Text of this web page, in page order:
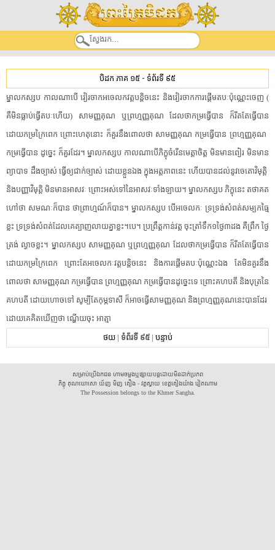
បិដក ភាគ ១៥ - ទំព័រទី ៩៥
ម្នាល​កស្សប​ ​កាលណាបើ​ ​វៀរចាក​អចេលក​វត្ត​បន្តិច​នេះ​ ​និង​វៀរចាក​ការ​ផ្តើម​តបៈ​ប៉ុណ្ណេះ​ចេញ​ ​(​
គឺ​មិនធ្លាប់​ធ្វើ​តបៈ​ហើយ​)​ ​សាមញ្ញគុណ​ ​ឬ​ព្រហ្មញ្ញ​គុណ​ ​ដែល​ថា​កម្រ​ធ្វើ​បាន​ ​ក៏​រឹតតែ​ធ្វើ​បាន​
ដោយ​កម្រ​ក្រៃពេក​ ​ព្រោះហេតុនោះ​ ​ក៏​គួរ​នឹង​ពោល​ថា​ ​សាមញ្ញគុណ​ ​កម្រ​ធ្វើ​បាន​ ​ព្រហ្មញ្ញ​គុណ​ ​
កម្រ​ធ្វើ​បាន​ ​ដូច្នេះ​ ​ក៏​គួរ​ដែរ​។​ ​ម្នាល​កស្សប​ ​កាលណាបើ​ភិក្ខុ​ចំរើន​មេត្តាចិត្ត​ ​មិន​មាន​ពៀរ​ ​មិន​មាន​
ព្យាបាទ​ ​ដឹង​ច្បាស់​ ​ធ្វើឲ្យ​ជាក់ច្បាស់​ ​ដោយខ្លួនឯង​ ​ក្នុង​អត្តភាព​នេះ​ ​ហើយ​បាន​ដល់​នូវ​ចេ​តោ​វិមុត្តិ​ ​
និង​បញ្ញា​វិមុត្តិ​ ​មិន​មាន​អាសវៈ​ ​ព្រោះ​អស់​ទៅ​នៃ​អាសវៈ​ទាំងឡាយ​។​ ​ម្នាល​កស្សប​ ​ភិក្ខុ​នេះ​ ​តថាគត​
ហៅថា​ ​សមណៈ​ក៏បាន​ ​ថា​ព្រាហ្មណ៍​ក៏បាន​។​ ​ម្នាល​កស្សប​ ​បើ​អចេលកៈ​ ​ទ្រទ្រង់​សំពត់​សម្បក​ធ្មៃ​
ខ្លះ​ ​ទ្រទ្រង់​សំពត់​ដែលគេ​ត្បាញ​លាយ​គ្នា​ខ្លះ​។​បេ​។​ ​ប្រព្រឹត្ត​កាន់​វត្ត​ ​ចុះត្រាំ​ទឹក១ថ្ងៃ៣ដង​ ​គឺ​ព្រឹក​ ​ថ្ងៃ
ត្រង់​ ​ល្ងាច​ខ្លះ​។​ ​ម្នាល​កស្សប​ ​សាមញ្ញគុណ​ ​ឬ​ព្រហ្មញ្ញ​គុណ​ ​ដែល​ថា​កម្រ​ធ្វើ​បាន​ ​ក៏​រឹតតែ​ធ្វើ​បាន​
ដោយ​កម្រ​ក្រៃពេក​ ​ព្រោះតែ​អចេលកៈ​វត្ត​បន្តិច​នេះ​ ​និង​ការ​ផ្តើម​តបៈ​ប៉ុណ្ណេះ​ឯង​ ​តែ​មិន​គួរ​នឹង​
ពោល​ថា​ ​សាមញ្ញគុណ​ ​កម្រ​ធ្វើ​បាន​ ​ព្រហ្មញ្ញ​គុណ​ ​កម្រ​ធ្វើ​បាន​ដូច្នេះ​ទេ​ ​ព្រោះ​គហបតី​ ​និង​បុត្រ​នៃ​
គហបតី​ ​ដោយហោចទៅ​ ​សូម្បីតែ​កុម្ភ​ទាសី​ ​ក៏អាច​ធ្វើ​សាមញ្ញគុណ​ ​និង​ព្រហ្មញ្ញ​គុណ​នេះ​បាន​ដែរ​ ​
ដោយ​គេ​គិតឃើញ​ថា​ ​ណ្ហើយចុះ​ ​អាត្មា​
ថយ| ទំព័រទី ៩៥| បន្ទាប់
សម្រាប់ប្រើឯកជន ហាមចម្លងឬផ្សាយបន្តដោយមិនដាក់ប្រភព
ភិក្ខុ គុណឃោសោ យ័ញ មិញ គឿង - វត្តស្វាយ ខេត្តគៀងយ៉ាង វៀតណាម
The Possession belongs to the Khmer Sangha.